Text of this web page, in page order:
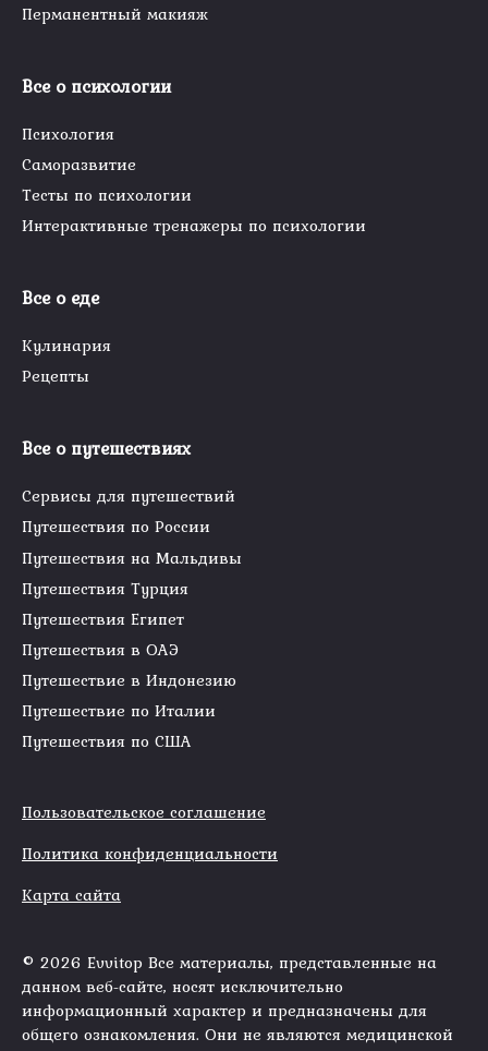
Перманентный макияж
Все о психологии
Психология
Саморазвитие
Тесты по психологии
Интерактивные тренажеры по психологии
Все о еде
Кулинария
Рецепты
Все о путешествиях
Сервисы для путешествий
Путешествия по России
Путешествия на Мальдивы
Путешествия Турция
Путешествия Египет
Путешествия в ОАЭ
Путешествие в Индонезию
Путешествие по Италии
Путешествия по США
Пользовательское соглашение
Политика конфиденциальности
Карта сайта
© 2026 Evvitop Все материалы, представленные на
данном веб-сайте, носят исключительно
информационный характер и предназначены для
общего ознакомления. Они не являются медицинской